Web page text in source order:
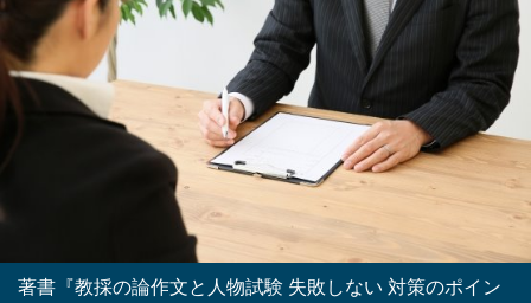
著書『教採の論作文と人物試験 失敗しない 対策のポイン